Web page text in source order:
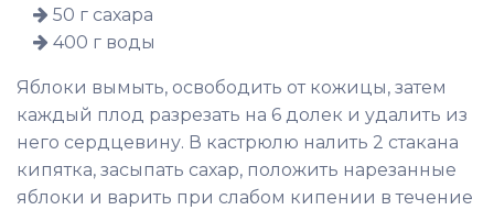
50 г сахара
400 г воды
Яблоки вымыть, освободить от кожицы, затем
каждый плод разрезать на 6 долек и удалить из
него сердцевину. В кастрюлю налить 2 стакана
кипятка, засыпать сахар, положить нарезанные
яблоки и варить при слабом кипении в течение